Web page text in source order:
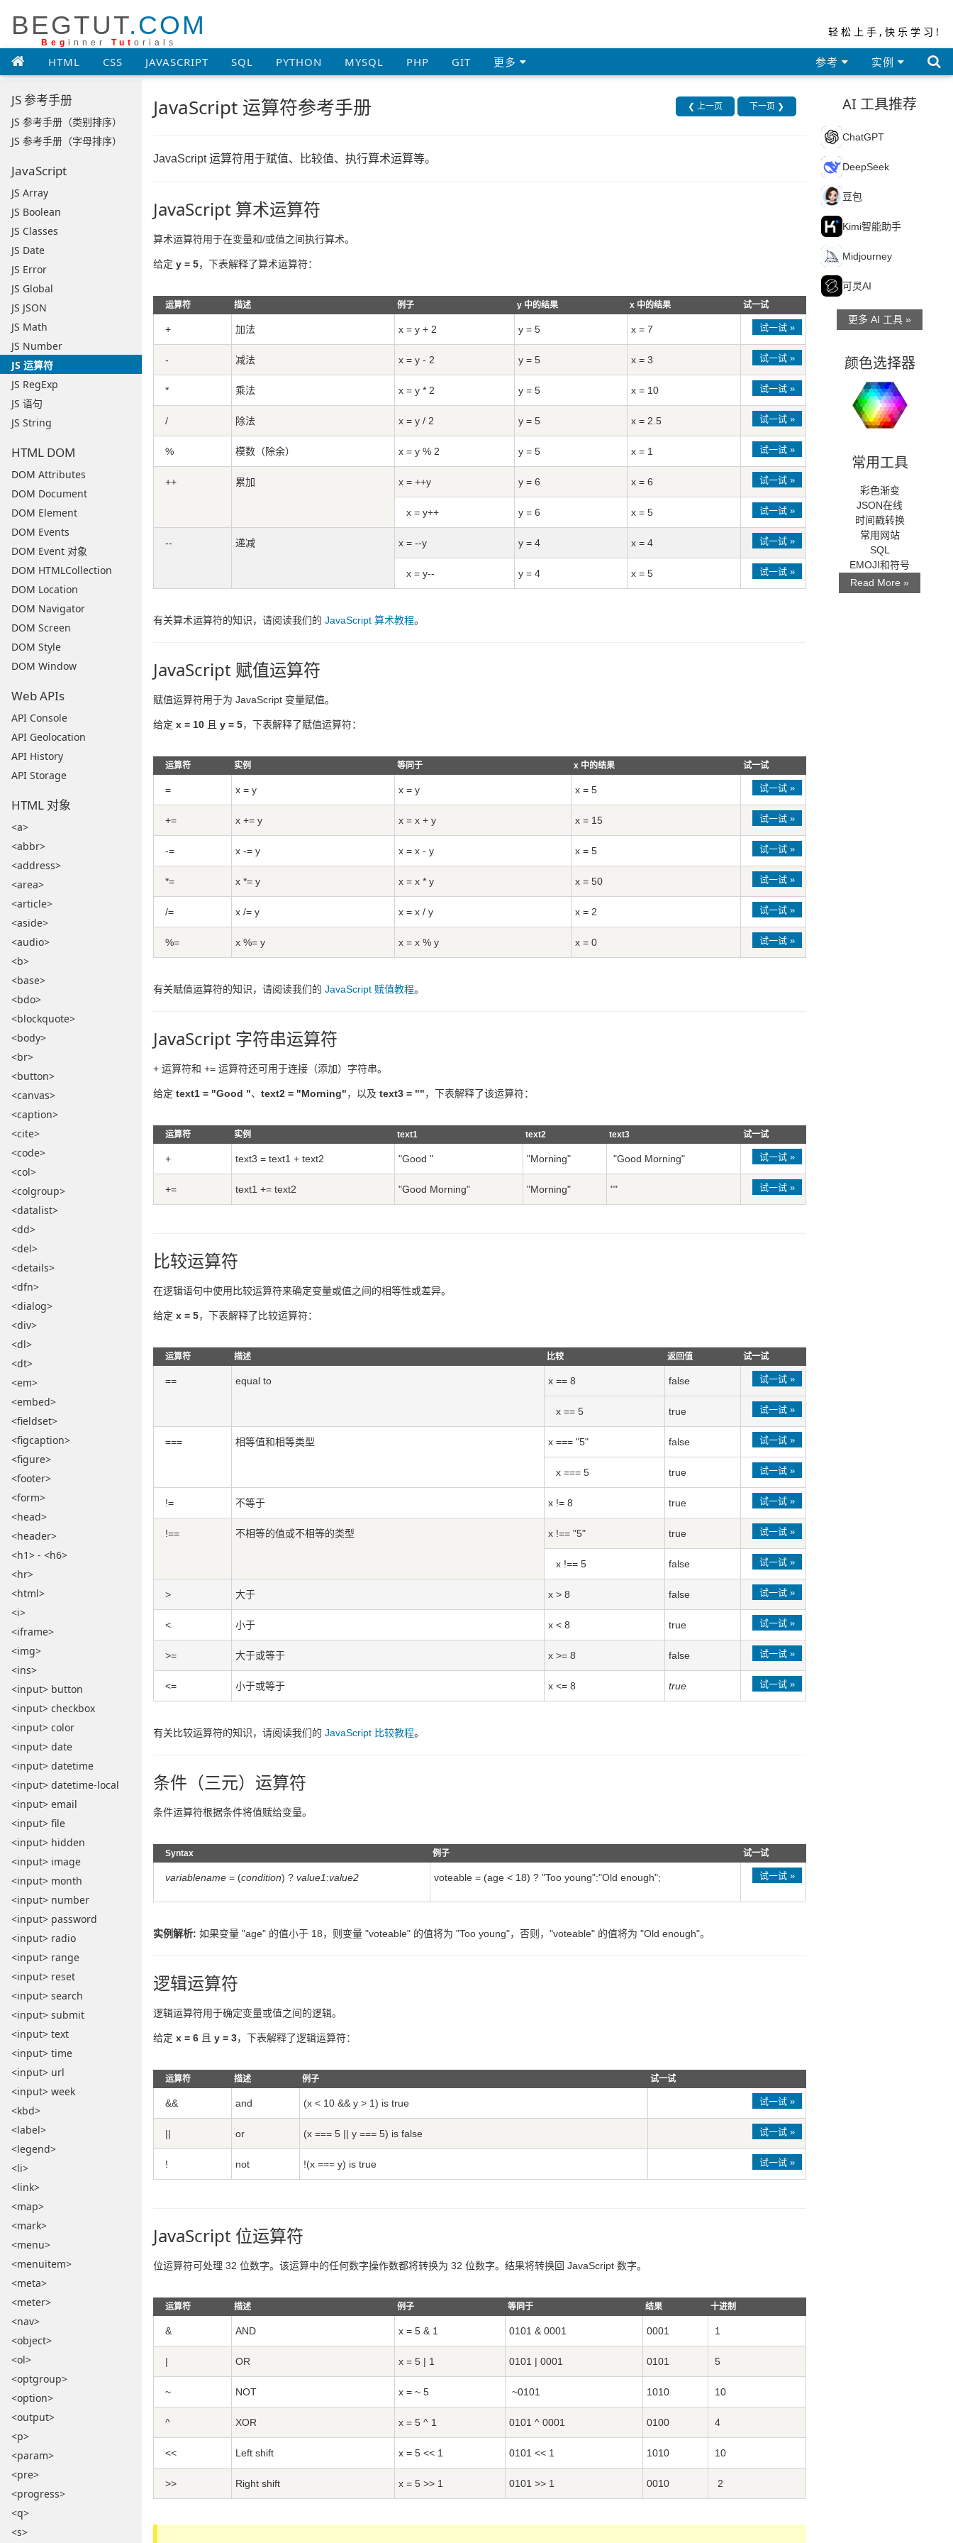
BEGTUT.COM
Beg inner Tut orials
轻松上手,快乐学习!
HTML CSS JAVASCRIPT SQL PYTHON MYSQL PHP GIT 更多 
实例
参考
JS 参考手册
JS 参考手册（类别排序）
JS 参考手册（字母排序）
JavaScript
JS Array
JS Boolean
JS Classes
JS Date
JS Error
JS Global
JS JSON
JS Math
JS Number
JS 运算符
JS RegExp
JS 语句
JS String
HTML DOM
DOM Attributes
DOM Document
DOM Element
DOM Events
DOM Event 对象
DOM HTMLCollection
DOM Location
DOM Navigator
DOM Screen
DOM Style
DOM Window
Web APIs
API Console
API Geolocation
API History
API Storage
HTML 对象
<a>
<abbr>
<address>
<area>
<article>
<aside>
<audio>
<b>
<base>
<bdo>
<blockquote>
<body>
<br>
<button>
<canvas>
<caption>
<cite>
<code>
<col>
<colgroup>
<datalist>
<dd>
<del>
<details>
<dfn>
<dialog>
<div>
<dl>
<dt>
<em>
<embed>
<fieldset>
<figcaption>
<figure>
<footer>
<form>
<head>
<header>
<h1> - <h6>
<hr>
<html>
<i>
<iframe>
<img>
<ins>
<input> button
<input> checkbox
<input> color
<input> date
<input> datetime
<input> datetime-local
<input> email
<input> file
<input> hidden
<input> image
<input> month
<input> number
<input> password
<input> radio
<input> range
<input> reset
<input> search
<input> submit
<input> text
<input> time
<input> url
<input> week
<kbd>
<label>
<legend>
<li>
<link>
<map>
<mark>
<menu>
<menuitem>
<meta>
<meter>
<nav>
<object>
<ol>
<optgroup>
<option>
<output>
<p>
<param>
<pre>
<progress>
<q>
<s>
❮ 上一页 下一页 ❯
JavaScript 运算符参考手册
JavaScript 运算符用于赋值、比较值、执行算术运算等。
JavaScript 算术运算符
算术运算符用于在变量和/或值之间执行算术。
给定 y = 5，下表解释了算术运算符：
运算符 描述 例子 y 中的结果 x 中的结果 试一试
+ 加法 x = y + 2 y = 5 x = 7 试一试 »
- 减法 x = y - 2 y = 5 x = 3 试一试 »
* 乘法 x = y * 2 y = 5 x = 10 试一试 »
/ 除法 x = y / 2 y = 5 x = 2.5 试一试 »
% 模数（除余） x = y % 2 y = 5 x = 1 试一试 »
++ 累加 x = ++y y = 6 x = 6 试一试 »
x = y++ y = 6 x = 5 试一试 »
-- 递减 x = --y y = 4 x = 4 试一试 »
x = y-- y = 4 x = 5 试一试 »
有关算术运算符的知识，请阅读我们的 JavaScript 算术教程。
JavaScript 赋值运算符
赋值运算符用于为 JavaScript 变量赋值。
给定 x = 10 且 y = 5，下表解释了赋值运算符：
运算符 实例 等同于 x 中的结果 试一试
= x = y x = y x = 5 试一试 »
+= x += y x = x + y x = 15 试一试 »
-= x -= y x = x - y x = 5 试一试 »
*= x *= y x = x * y x = 50 试一试 »
/= x /= y x = x / y x = 2 试一试 »
%= x %= y x = x % y x = 0 试一试 »
有关赋值运算符的知识，请阅读我们的 JavaScript 赋值教程。
JavaScript 字符串运算符
+ 运算符和 += 运算符还可用于连接（添加）字符串。
给定 text1 = "Good "、 text2 = "Morning"，以及 text3 = ""，下表解释了该运算符：
运算符 实例 text1 text2 text3 试一试
+ text3 = text1 + text2 "Good " "Morning" "Good Morning" 试一试 »
+= text1 += text2 "Good Morning" "Morning" "" 试一试 »
比较运算符
在逻辑语句中使用比较运算符来确定变量或值之间的相等性或差异。
给定 x = 5，下表解释了比较运算符：
运算符 描述 比较 返回值 试一试
== equal to x == 8 false 试一试 »
x == 5 true 试一试 »
=== 相等值和相等类型 x === "5" false 试一试 »
x === 5 true 试一试 »
!= 不等于 x != 8 true 试一试 »
!== 不相等的值或不相等的类型 x !== "5" true 试一试 »
x !== 5 false 试一试 »
> 大于 x > 8 false 试一试 »
< 小于 x < 8 true 试一试 »
>= 大于或等于 x >= 8 false 试一试 »
<= 小于或等于 x <= 8 true 试一试 »
有关比较运算符的知识，请阅读我们的 JavaScript 比较教程。
条件（三元）运算符
条件运算符根据条件将值赋给变量。
Syntax 例子 试一试
variablename = (condition) ? value1:value2 voteable = (age < 18) ? "Too young":"Old enough"; 试一试 »
实例解析: 如果变量 "age" 的值小于 18，则变量 "voteable" 的值将为 "Too young"，否则，"voteable" 的值将为 "Old enough"。
逻辑运算符
逻辑运算符用于确定变量或值之间的逻辑。
给定 x = 6 且 y = 3，下表解释了逻辑运算符：
运算符 描述 例子 试一试
&& and (x < 10 && y > 1) is true 试一试 »
|| or (x === 5 || y === 5) is false 试一试 »
! not !(x === y) is true 试一试 »
JavaScript 位运算符
位运算符可处理 32 位数字。该运算中的任何数字操作数都将转换为 32 位数字。结果将转换回 JavaScript 数字。
运算符 描述 例子 等同于 结果 十进制
& AND x = 5 & 1 0101 & 0001 0001 1
| OR x = 5 | 1 0101 | 0001 0101 5
~ NOT x = ~ 5 ~0101 1010 10
^ XOR x = 5 ^ 1 0101 ^ 0001 0100 4
<< Left shift x = 5 << 1 0101 << 1 1010 10
>> Right shift x = 5 >> 1 0101 >> 1 0010 2
AI 工具推荐
C ChatGPT
D DeepSeek
豆 豆包
K Kimi智能助手
M Midjourney
可 可灵AI
更多 AI 工具 »
颜色选择器
常用工具
彩色渐变
JSON在线
时间戳转换
常用网站
SQL
EMOJI和符号
Read More »